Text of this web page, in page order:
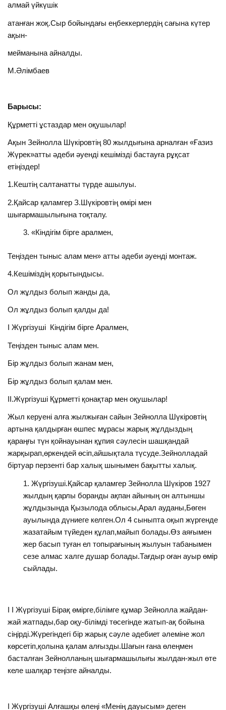
алмай үйкүшік
атанған жоқ.Сыр бойындағы еңбеккерлердің сағына күтер
ақын-
мейманына айналды.
М.Әлімбаев
Барысы:
Құрметті ұстаздар мен оқушылар!
Ақын Зейнолла Шүкіровтің 80 жылдығына арналған «Ғазиз
Жүрек»атты әдеби әуенді кешімізді бастауға рұқсат
етіңіздер!
1.Кештің салтанатты түрде ашылуы.
2.Қайсар қаламгер З.Шүкіровтің өмірі мен
шығармашылығына тоқталу.
«Кіндігім бірге аралмен,
Теңізден тыныс алам мен» атты әдеби әуенді монтаж.
4.Кешіміздің қорытындысы.
Ол жұлдыз болып жанды да,
Ол жұлдыз болып қалды да!
I Жүргізуші Кіндігім бірге Аралмен,
Теңізден тыныс алам мен.
Бір жұлдыз болып жанам мен,
Бір жұлдыз болып қалам мен.
II.Жүргізуші Құрметті қонақтар мен оқушылар!
Жыл керуені алға жылжыған сайын Зейнолла Шүкіровтің
артына қалдырған өшпес мұрасы жарық жұлдыздың
қараңғы түн қойнауынан құпия сәулесін шашқандай
жарқырап,өркендей өсіп,айшықтала түсуде.Зейнолладай
біртуар перзенті бар халық шынымен бақытты халық.
Жүргізуші.Қайсар қаламгер Зейнолла Шүкіров 1927
жылдың қарлы боранды ақпан айының он алтыншы
жұлдызында Қызылода облысы,Арал ауданы,Бөген
ауылында дүниеге келген.Ол 4 сыныпта оқып жүргенде
жазатайым түйеден құлап,майып болады.Өз аяғымен
жер басып туған ел топырағының жылуын табанымен
сезе алмас халге душар болады.Тағдыр оған ауыр өмір
сыйлады.
I I Жүргізуші Бірақ өмірге,білімге құмар Зейнолла жайдан-
жай жатпады,бар оқу-білімді төсегінде жатып-ақ бойына
сіңірді.Жүрегіндегі бір жарық сәуле әдебиет әлеміне жол
көрсетіп,қолына қалам алғызды.Шағын ғана өлеңмен
басталған Зейнолланың шығармашылығы жылдан-жыл өте
келе шалқар теңізге айналды.
I Жүргізуші Алғашқы өлеңі «Менің дауысым» деген